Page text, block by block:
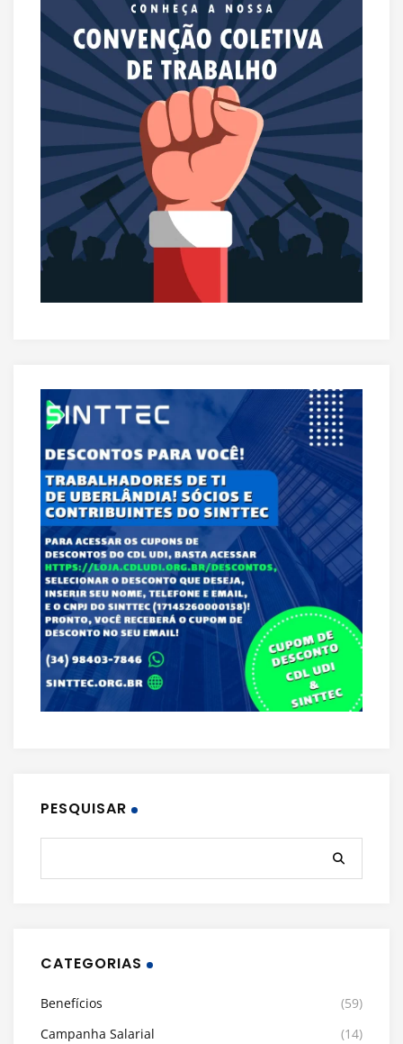
PESQUISAR
CATEGORIAS
Benefícios
(59)
Campanha Salarial
(14)